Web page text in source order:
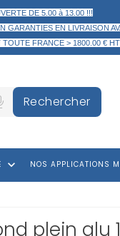
DE 5.00 à 13.00 !!!
GARANTIES EN LIVRAISON
TOUTE FRANCE > 1800.00 €
Rechercher
keyboard_arrow_down NOS APPLICATIONS
plein alu